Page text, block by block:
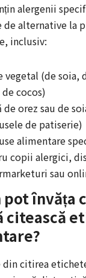
alergenii
de alternative la
inclusiv:
vegetal (de soia,
cocos)
de orez sau de
de patiserie)
alimentare
copii alergici,
sau
pot învăța
citească
din citirea